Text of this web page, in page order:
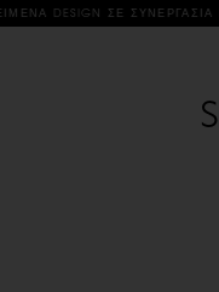
ΜΕ ΚΑΛΛΙΤΕΧΝΕΣ &